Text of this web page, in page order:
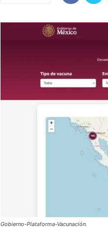
Gobierno-Plataforma-Vacunación.